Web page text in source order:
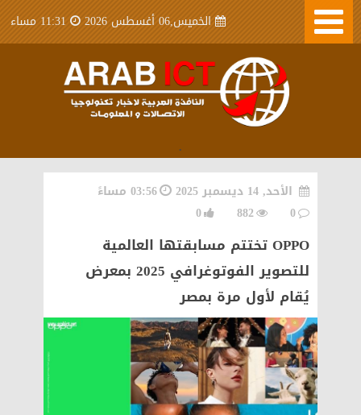
الخميس,06 أغسطس 2026 11:31 مساء
.
الأحد, 14 ديسمبر 2025
03:56 مساءً
0
882
0
OPPO تختتم مسابقتها العالمية
للتصوير الفوتوغرافي 2025 بمعرض
يُقام لأول مرة بمصر